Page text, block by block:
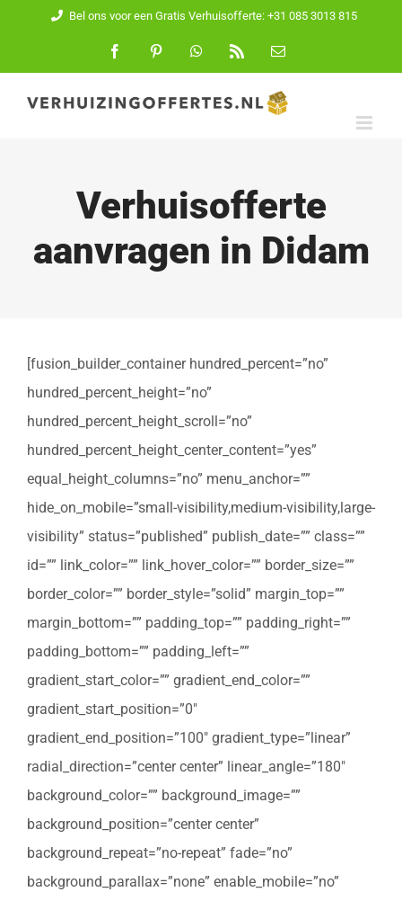
inhoud
Bel ons voor een Gratis Verhuisofferte: +31 085 3013 815
FacebookPinterest WhatsApp
E-
Verhuisofferte
aanvragen in Didam
[fusion_builder_container hundred_percent=”no”
hundred_percent_height=”no”
hundred_percent_height_scroll=”no”
hundred_percent_height_center_content=”yes”
equal_height_columns=”no” menu_anchor=””
hide_on_mobile=”small-visibility,medium-visibility,large-
visibility” status=”published” publish_date=”” class=””
id=”” link_color=”” link_hover_color=”” border_size=””
border_color=”” border_style=”solid” margin_top=””
margin_bottom=”” padding_top=”” padding_right=””
padding_bottom=”” padding_left=””
gradient_start_color=”” gradient_end_color=””
gradient_start_position=”0″
gradient_end_position=”100″ gradient_type=”linear”
radial_direction=”center center” linear_angle=”180″
background_color=”” background_image=””
background_position=”center center”
background_repeat=”no-repeat” fade=”no”
background_parallax=”none” enable_mobile=”no”